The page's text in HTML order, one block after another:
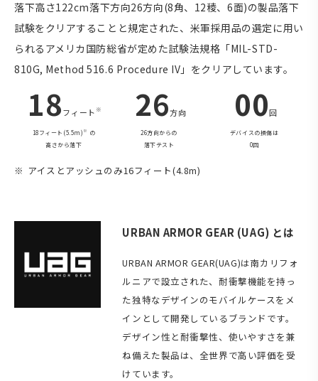
落下高さ122cm落下方向26方向(8角、12稜、6面)の製品落下
試験をクリアすることと規定された、米軍採用品の選定に用い
られるアメリカ国防総省が定めた試験法規格「MIL-STD-
810G, Method 516.6 Procedure IV」をクリアしています。
18フィート ※
18フィート(5.5m) ※
の
高さから落下
26方向
26方向からの
落下テスト
00回
デバイスの損傷は
0回
アイスとアッシュのみ16フィート(4.8m)
URBAN ARMOR GEAR (UAG) とは
URBAN ARMOR GEAR(UAG)は南カリフォ
ルニアで設立された、耐衝撃機能を持っ
た独特なデザインのモバイルケースをメ
インとして開発しているブランドです。
デザイン性と耐衝撃性、使いやすさを兼
ね備えた製品は、全世界で高い評価を受
けています。